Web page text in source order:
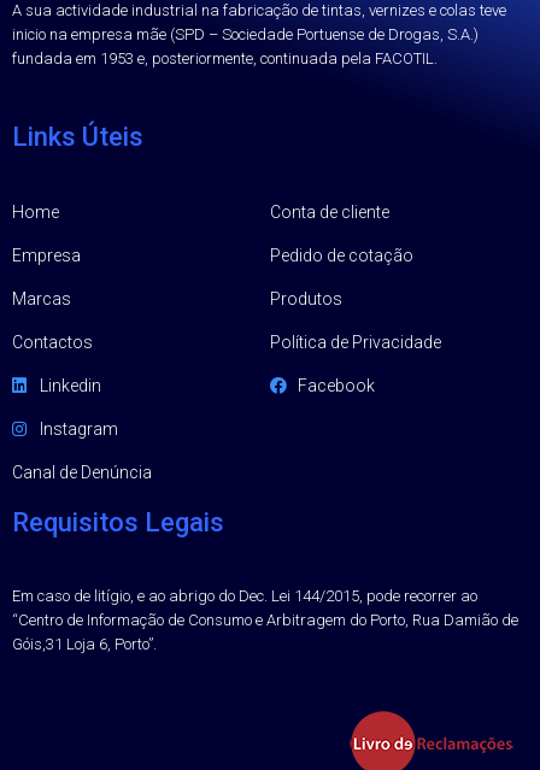
A sua actividade industrial na fabricação de tintas, vernizes e colas teve
inicio na empresa mãe (SPD – Sociedade Portuense de Drogas, S.A.)
fundada em 1953 e, posteriormente, continuada pela FACOTIL.
Links Úteis
Home
Empresa
Marcas
Contactos
Linkedin
Instagram
Canal de Denúncia
Conta de cliente
Pedido de cotação
Produtos
Política de Privacidade
Facebook
Requisitos Legais
Em caso de litígio, e ao abrigo do Dec. Lei 144/2015, pode recorrer ao
“Centro de Informação de Consumo e Arbitragem do Porto, Rua Damião de
Góis,31 Loja 6, Porto”.